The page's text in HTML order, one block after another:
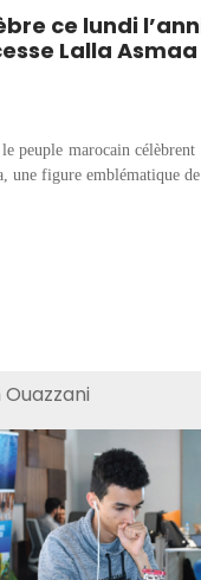
ce lundi
Lalla Asmaa
peuple marocain
une figure emblématique de